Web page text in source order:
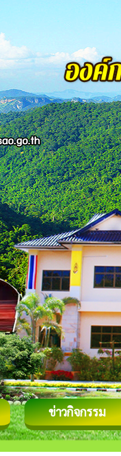
ข่าวกิจกรรม